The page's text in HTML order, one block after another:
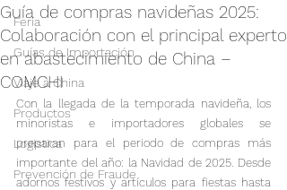
Feria
Guías de Importación
Viaje a China
Productos
Logistica
Prevención de Fraude
Guía de compras navideñas 2025:
Colaboración con el principal experto
en abastecimiento de China –
COMCHI
Con la llegada de la temporada navideña, los
minoristas e importadores globales se
preparan para el periodo de compras más
importante del año: la Navidad de 2025. Desde
adornos festivos y artículos para fiestas hasta